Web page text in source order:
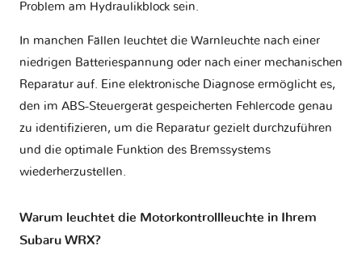
Problem am Hydraulikblock sein.
In manchen Fällen leuchtet die Warnleuchte nach einer
niedrigen Batteriespannung oder nach einer mechanischen
Reparatur auf. Eine elektronische Diagnose ermöglicht es,
den im ABS-Steuergerät gespeicherten Fehlercode genau
zu identifizieren, um die Reparatur gezielt durchzuführen
und die optimale Funktion des Bremssystems
wiederherzustellen.
Warum leuchtet die Motorkontrollleuchte in Ihrem
Subaru WRX?